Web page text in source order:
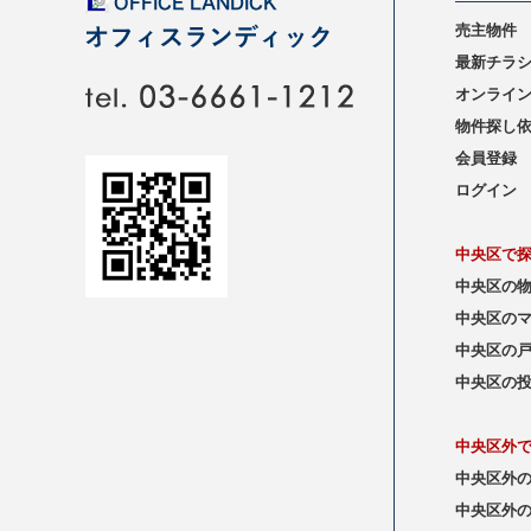
売主物件
最新チラシ
オンライ
物件探し
会員登録
ログイン
中央区で
中央区の
中央区の
中央区の
中央区の
中央区外
中央区外
中央区外